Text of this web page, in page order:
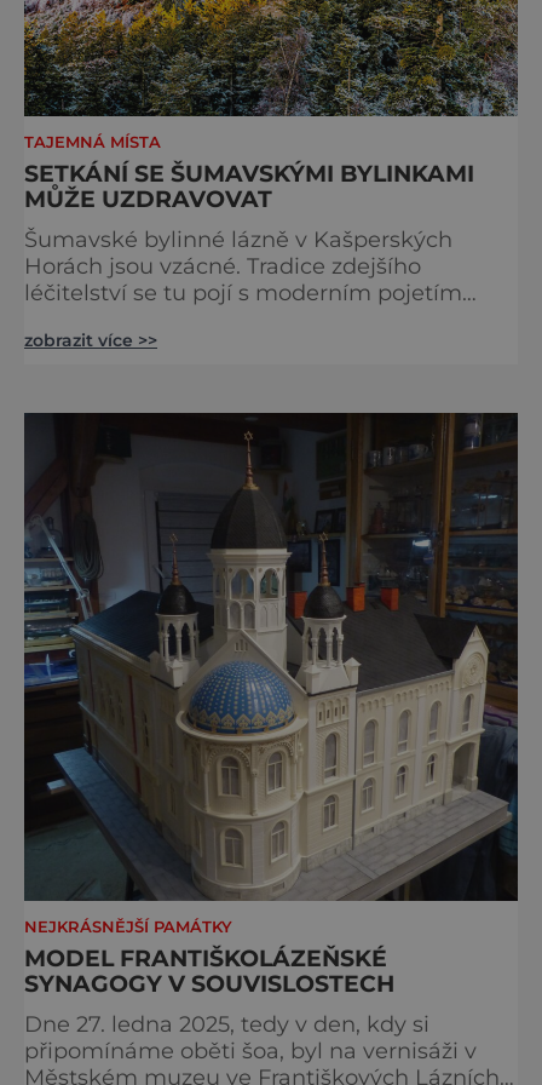
TAJEMNÁ MÍSTA
SETKÁNÍ SE ŠUMAVSKÝMI BYLINKAMI
MŮŽE UZDRAVOVAT
Šumavské bylinné lázně v Kašperských
Horách jsou vzácné. Tradice zdejšího
léčitelství se tu pojí s moderním pojetím
naprosto výjimečné a přitom vlastně totálně
přímo v historickém centru městečka
nedaleko řeky Otavy, po
zobrazit více >>
NEJKRÁSNĚJŠÍ PAMÁTKY
MODEL FRANTIŠKOLÁZEŇSKÉ
SYNAGOGY V SOUVISLOSTECH
Dne 27. ledna 2025, tedy v den, kdy si
připomínáme oběti šoa, byl na vernisáži v
Městském muzeu ve Františkových Lázních